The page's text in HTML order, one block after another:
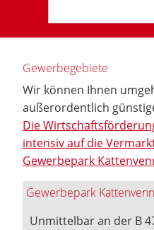
Gewerbegebiete
Wir können Ihnen
außerordentlich
Die
intensiv auf die
Gewerbepark
Gewerbepark
Unmittelbar an der B